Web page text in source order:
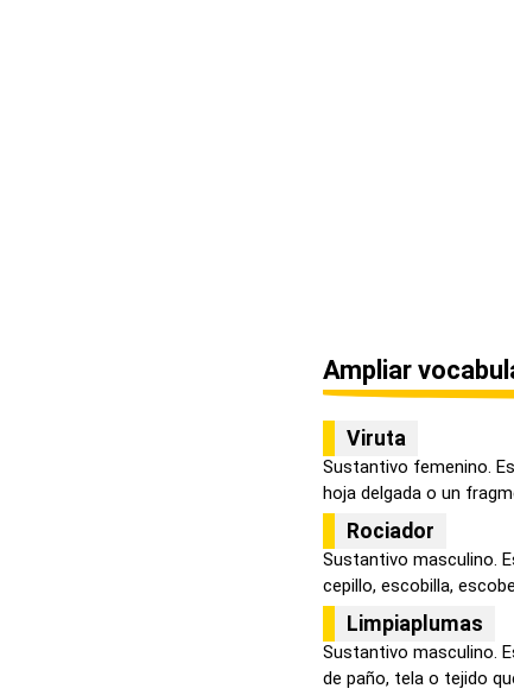
Ampliar
Viruta
Sustantivo femenino.
hoja delgada o un
Rociador
Sustantivo masculino.
cepillo, escobilla,
Limpiaplumas
Sustantivo masculino.
de paño, tela o tejido